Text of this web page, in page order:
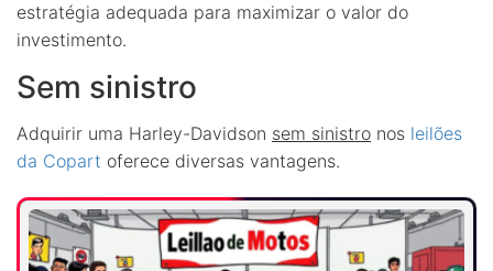
estratégia adequada para maximizar o valor do
investimento.
Sem sinistro
Adquirir uma Harley-Davidson sem sinistro nos leilões
da Copart oferece diversas vantagens.